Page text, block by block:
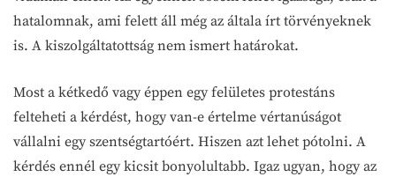
hatalomnak, ami felett áll még az általa írt törvényeknek
is. A kiszolgáltatottság nem ismert határokat.
Most a kétkedő vagy éppen egy felületes protestáns
felteheti a kérdést, hogy van-e értelme vértanúságot
vállalni egy szentségtartóért. Hiszen azt lehet pótolni. A
kérdés ennél egy kicsit bonyolultabb. Igaz ugyan, hogy az